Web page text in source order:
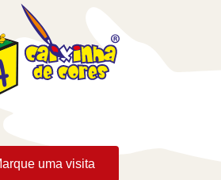
uma visita